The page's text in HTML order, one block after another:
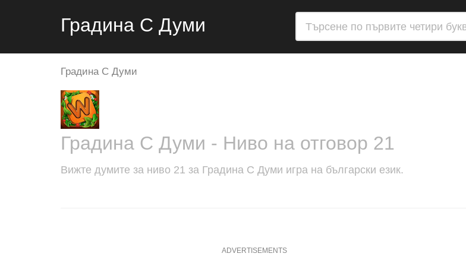
Градина С Думи
Градина С Думи
Градина С Думи - Ниво на отговор 21
Вижте думите за ниво 21 за Градина С Думи игра на български език.
ADVERTISEMENTS